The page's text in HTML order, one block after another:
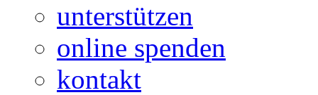
unterstützen
online spenden
kontakt